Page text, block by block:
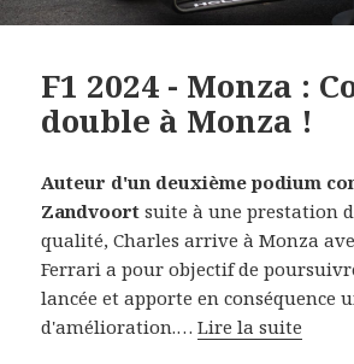
F1 2024 - Monza :
double à Monza !
Auteur d'un deuxième podium
Zandvoort suite à une prestation
qualité, Charles arrive à Monza
Ferrari a pour objectif de
lancée et apporte en conséquence
d'amélioration.…Lire la suite